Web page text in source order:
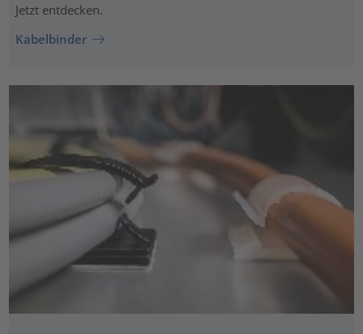
Jetzt entdecken.
Kabelbinder